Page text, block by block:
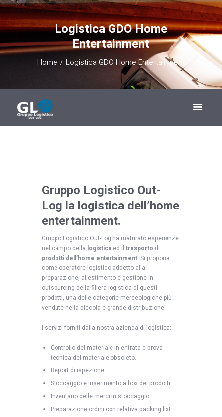
Logistica GDO Home
Entertainment
Home Logistica GDO Home Entertainment
Gruppo Logistico Out-
Log la logistica dell’home
entertainment.
Gruppo Logistico Out-Log ha maturato esperienze
nel campo della logistica ed il trasporto di
prodotti dell’home entertainment. Si propone
come operatore logistico addetto alla
preparazione, allestimento e gestione in
outsourcing della filiera logistica di questi
prodotti, una delle categorie merceologiche più
vendute nella piccola e grande distribuzione.
I servizi forniti dalla nostra azienda di logistica:.
Controllo del materiale in entrata e prova
tecnica del materiale obsoleto.
Report di ispezione
Stoccaggio e inserimento a box dei prodotti
Inventario delle merci in stoccaggio
Preparazione ordini con relativa packing list